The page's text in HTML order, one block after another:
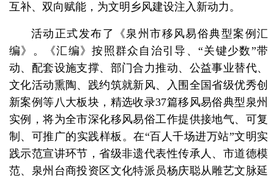
互补、双向赋能，为文明乡风建设注入新动力。
活动正式发布了《泉州市移风易俗典型案例汇
编》。《汇编》按照群众自治引导、“关键少数”带
动、配套设施支撑、部门合力推动、公益事业替代、
文化活动熏陶、践约筑就新风、入围全国省级优秀创
新案例等八大板块，精选收录37篇移风易俗典型泉州
实例，将为全市深化移风易俗工作提供接地气、可复
制、可推广的实践样板。在“百人千场进万站”文明实
践示范宣讲环节，省级非遗代表性传承人、市道德模
范、泉州台商投资区文化特派员杨庆聪从雕艺文脉延